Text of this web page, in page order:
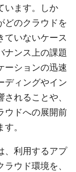
います。しか
どのクラウドを
ていないケース
ナンス上の課題
ーションの迅速
ディングやイン
れることや、
ウドへの展開前
。
、利用するアプ
ウド環境を、